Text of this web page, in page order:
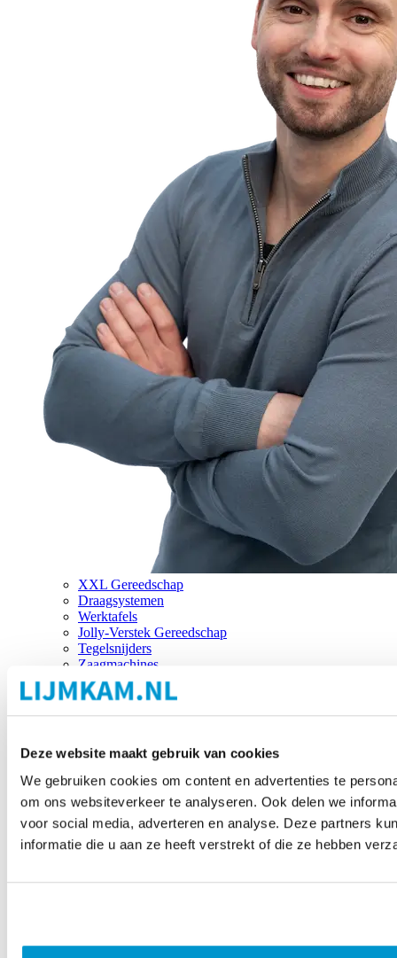
Deze website maakt gebruik van cookies
We gebruiken cookies om content en advertenties te
om ons websiteverkeer te analyseren. Ook delen we
voor social media, adverteren en analyse. Deze partners
informatie die u aan ze heeft verstrekt of die ze hebben
XXL Gereedschap
Draagsystemen
Werktafels
Jolly-Verstek Gereedschap
Tegelsnijders
Zaagmachines
Merken